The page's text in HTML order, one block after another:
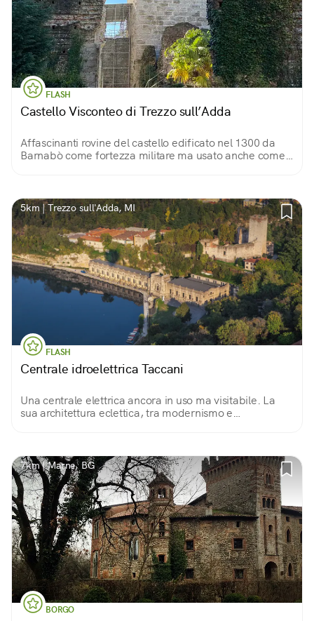
FLASH
Castello Visconteo di Trezzo sull’Adda
Affascinanti rovine del castello edificato nel 1300 da
Barnabò come fortezza militare ma usato anche come
5km | Trezzo sull'Adda, MI
FLASH
Centrale idroelettrica Taccani
Una centrale elettrica ancora in uso ma visitabile. La
sua architettura eclettica, tra modernismo e
7km | Marne, BG
BORGO